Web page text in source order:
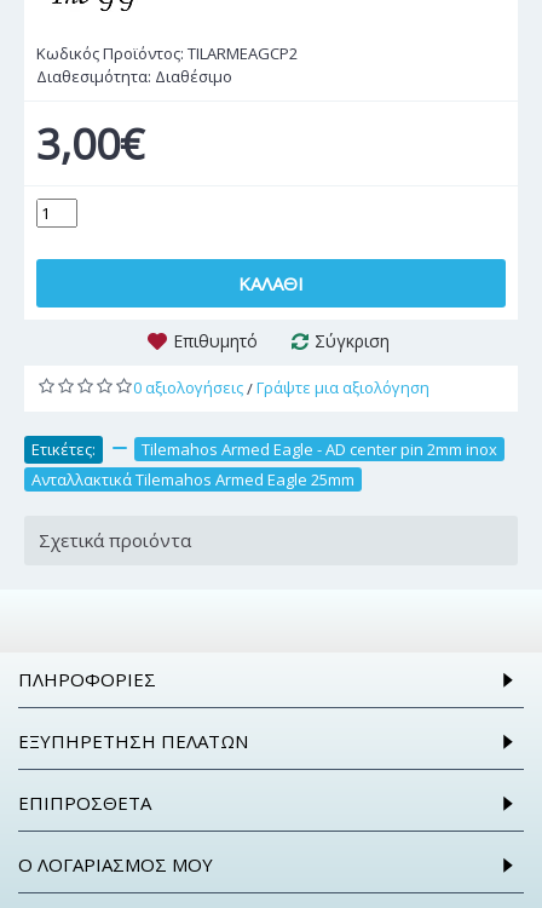
Κωδικός Προϊόντος: TILARMEAGCP2
Διαθεσιμότητα: Διαθέσιμο
3,00€
ΚΑΛΆΘΙ
Επιθυμητό Σύγκριση
0 αξιολογήσεις/Γράψτε μια αξιολόγηση
Ετικέτες: Tilemahos Armed Eagle - AD center pin 2mm inox
Ανταλλακτικά Tilemahos Armed Eagle 25mm
Σχετικά προιόντα
ΠΛΗΡΟΦΟΡΊΕΣ
ΕΞΥΠΗΡΈΤΗΣΗ ΠΕΛΑΤΏΝ
ΕΠΙΠΡΌΣΘΕΤΑ
Ο ΛΟΓΑΡΙΑΣΜΌΣ ΜΟΥ